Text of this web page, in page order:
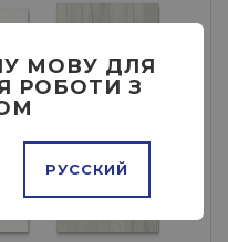
МОВУ ДЛЯ
РОБОТИ З
РУССКИЙ